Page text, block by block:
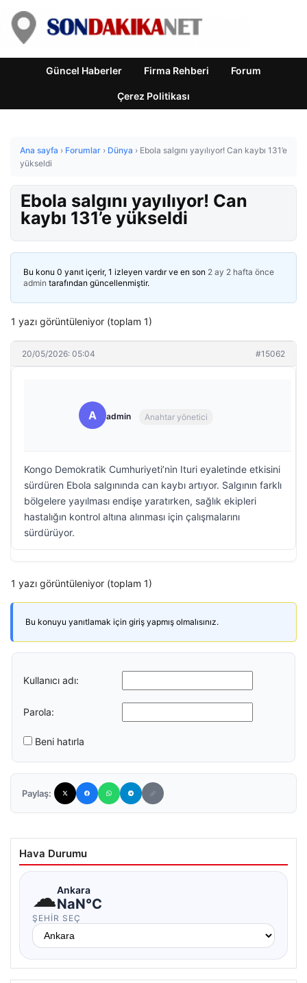
Güncel Haberler Firma Rehberi Forum
Çerez Politikası
Ana sayfa › Forumlar › Dünya › Ebola salgını yayılıyor! Can kaybı 131’e
yükseldi
Ebola salgını yayılıyor! Can
kaybı 131’e yükseldi
Bu konu 0 yanıt içerir, 1 izleyen vardır ve en son 2 ay 2 hafta önce
admin tarafından güncellenmiştir.
1 yazı görüntüleniyor (toplam 1)
20/05/2026: 05:04 #15062
A admin Anahtar yönetici
Kongo Demokratik Cumhuriyeti’nin Ituri eyaletinde etkisini
sürdüren Ebola salgınında can kaybı artıyor. Salgının farklı
bölgelere yayılması endişe yaratırken, sağlık ekipleri
hastalığın kontrol altına alınması için çalışmalarını
sürdürüyor.
1 yazı görüntüleniyor (toplam 1)
Bu konuyu yanıtlamak için giriş yapmış olmalısınız.
Kullanıcı adı:
Parola:
Beni hatırla
Paylaş:
Hava Durumu
☁Ankara
NaN°C
ŞEHIR SEÇ